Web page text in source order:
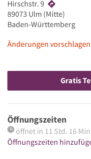
Hirschstr. 9
89073 Ulm (Mitte)
Baden-Württemberg
Änderungen vorschlagen
Gratis
Öffnungszeiten
öffnet in 11 Std. 16
Öffnungszeiten